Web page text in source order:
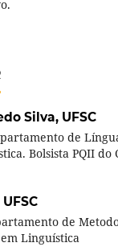
Silva, UFSC
de
Bolsista PQII do
UFSC
de
Linguística